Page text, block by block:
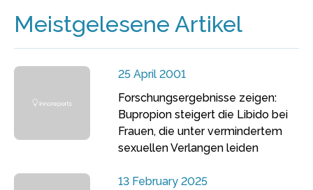
Meistgelesene Artikel
25 April 2001
Forschungsergebnisse zeigen:
Bupropion steigert die Libido bei
Frauen, die unter vermindertem
sexuellen Verlangen leiden
13 February 2025